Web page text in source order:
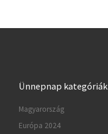
Ünnepnap kategóriák
Magyarország
Európa 2024